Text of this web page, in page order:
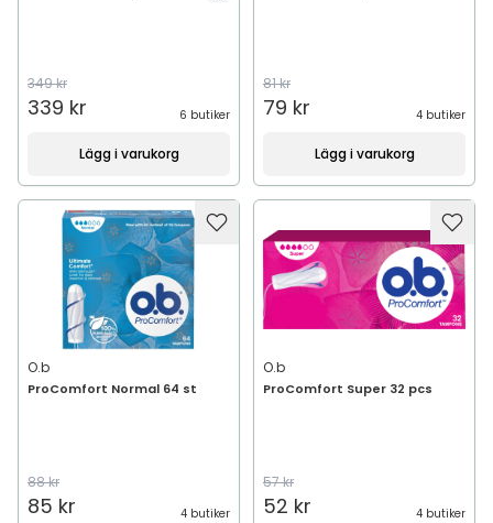
349 kr
339 kr 6 butiker
Lägg i varukorg
81 kr
79 kr 4 butiker
Lägg i varukorg
O.b
ProComfort Normal 64 st
88 kr
85 kr 4 butiker
O.b
ProComfort Super 32 pcs
57 kr
52 kr 4 butiker